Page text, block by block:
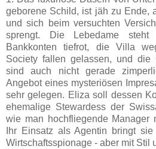
geborene Schild, ist jäh zu Ende,
und sich beim versuchten
sprengt. Die Lebedame
Bankkonten tiefrot, die Villa
Society fallen gelassen, und die
sind auch nicht gerade
Angebot eines mysteriösen
sehr gelegen. Eliza soll dessen
ehemalige Stewardess der
wie man hochfliegende Manager
Ihr Einsatz als Agentin bringt
Wirtschaftsspionage - aber mit Stil